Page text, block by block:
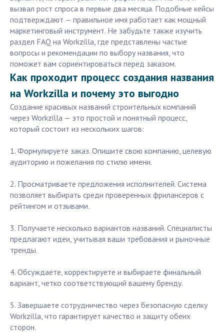
вызвал рост спроса в первые два месяца. Подобные кейсы
подтверждают — правильное имя работает как мощный
маркетинговый инструмент. Не забудьте также изучить
раздел FAQ на Workzilla, где представлены частые
вопросы и рекомендации по выбору названия, что
поможет вам сориентироваться перед заказом.
Как проходит процесс создания названия
на Workzilla и почему это выгодно
Создание красивых названий строительных компаний
через Workzilla — это простой и понятный процесс,
который состоит из нескольких шагов:
1. Формулируете заказ. Опишите свою компанию, целевую
аудиторию и пожелания по стилю имени.
2. Просматриваете предложения исполнителей. Система
позволяет выбирать среди проверенных фрилансеров с
рейтингом и отзывами.
3. Получаете несколько вариантов названий. Специалисты
предлагают идеи, учитывая ваши требования и рыночные
тренды.
4. Обсуждаете, корректируете и выбираете финальный
вариант, четко соответствующий вашему бренду.
5. Завершаете сотрудничество через безопасную сделку
Workzilla, что гарантирует качество и защиту обеих
сторон.